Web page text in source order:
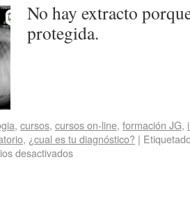
No hay extracto
protegida.
, cursos, cursos on-line, formación JG,
, ¿cual es tu diagnóstico? |
desactivados